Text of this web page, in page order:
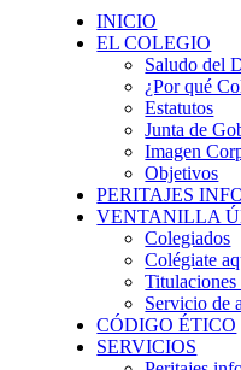
INICIO
EL COLEGIO
Saludo del
¿Por qué
Estatutos
Junta de
Imagen
Objetivos
PERITAJES
VENTANILLA
Colegiados
Colégiate
Titulaciones
Servicio de
CÓDIGO ÉTICO
SERVICIOS